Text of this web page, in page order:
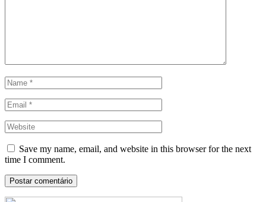
Save my name, email, and website in this browser for the next
time I comment.